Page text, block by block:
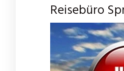
Reisebüro